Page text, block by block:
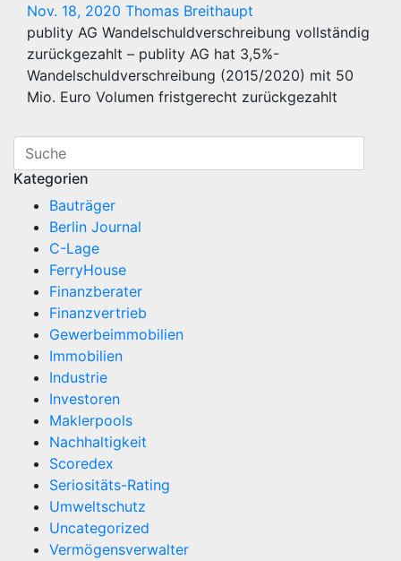
Nov. 18, 2020 Thomas Breithaupt
publity AG Wandelschuldverschreibung vollständig
zurückgezahlt – publity AG hat 3,5%-
Wandelschuldverschreibung (2015/2020) mit 50
Mio. Euro Volumen fristgerecht zurückgezahlt
Kategorien
Bauträger
Berlin Journal
C-Lage
FerryHouse
Finanzberater
Finanzvertrieb
Gewerbeimmobilien
Immobilien
Industrie
Investoren
Maklerpools
Nachhaltigkeit
Scoredex
Seriositäts-Rating
Umweltschutz
Uncategorized
Vermögensverwalter